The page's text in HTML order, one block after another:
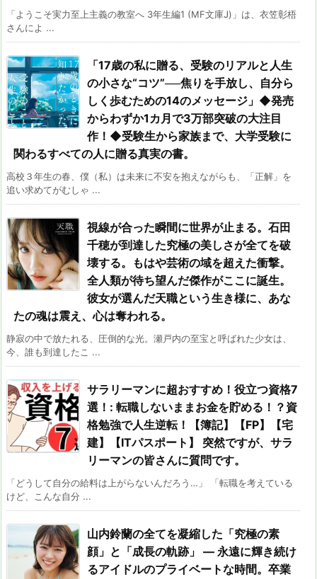
「ようこそ実力至上主義の教室へ 3年生編1 (MF文庫J)」は、衣笠彰梧
さんによ ...
「17歳の私に贈る、受験のリアルと人生
の小さな“コツ”──焦りを手放し、自分ら
しく歩むための14のメッセージ」◆発売
からわずか1カ月で3万部突破の大注目
作！◆受験生から家族まで、大学受験に
関わるすべての人に贈る真実の書。
高校３年生の春、僕（私）は未来に不安を抱えながらも、「正解」を
追い求めてがむしゃ ...
視線が合った瞬間に世界が止まる。石田
千穂が到達した究極の美しさが全てを破
壊する。もはや芸術の域を超えた衝撃。
全人類が待ち望んだ傑作がここに誕生。
彼女が選んだ天職という生き様に、あな
たの魂は震え、心は奪われる。
静寂の中で放たれる、圧倒的な光。瀬戸内の至宝と呼ばれた少女は、
今、誰も到達したこ ...
サラリーマンに超おすすめ！役立つ資格7
選！: 転職しないままお金を貯める！？資
格勉強で人生逆転！【簿記】【FP】【宅
建】【ITパスポート】 突然ですが、サラ
リーマンの皆さんに質問です。
「どうして自分の給料は上がらないんだろう…」 「転職を考えている
けど、こんな自分 ...
山内鈴蘭の全てを凝縮した「究極の素
顔」と「成長の軌跡」 — 永遠に輝き続け
るアイドルのプライベートな時間。卒業